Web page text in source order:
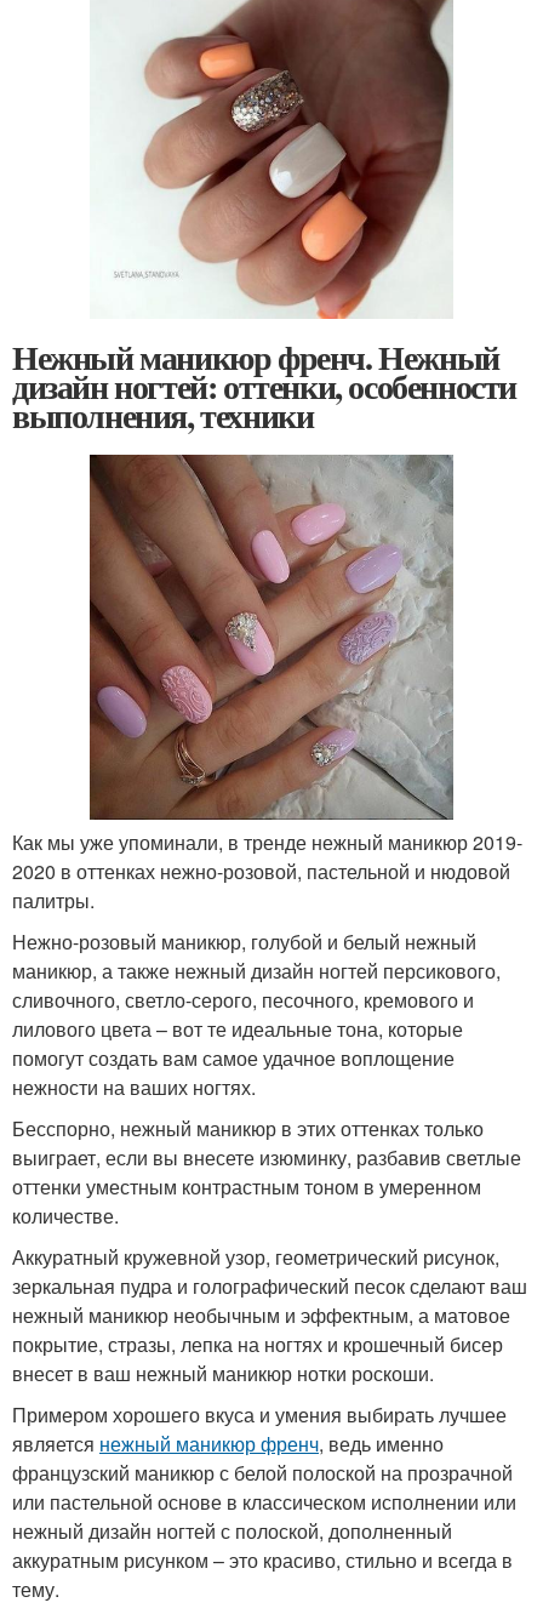
Нежный маникюр френч. Нежный
дизайн ногтей: оттенки, особенности
выполнения, техники
Как мы уже упоминали, в тренде нежный маникюр 2019-
2020 в оттенках нежно-розовой, пастельной и нюдовой
палитры.
Нежно-розовый маникюр, голубой и белый нежный
маникюр, а также нежный дизайн ногтей персикового,
сливочного, светло-серого, песочного, кремового и
лилового цвета – вот те идеальные тона, которые
помогут создать вам самое удачное воплощение
нежности на ваших ногтях.
Бесспорно, нежный маникюр в этих оттенках только
выиграет, если вы внесете изюминку, разбавив светлые
оттенки уместным контрастным тоном в умеренном
количестве.
Аккуратный кружевной узор, геометрический рисунок,
зеркальная пудра и голографический песок сделают ваш
нежный маникюр необычным и эффектным, а матовое
покрытие, стразы, лепка на ногтях и крошечный бисер
внесет в ваш нежный маникюр нотки роскоши.
Примером хорошего вкуса и умения выбирать лучшее
является нежный маникюр френч, ведь именно
французский маникюр с белой полоской на прозрачной
или пастельной основе в классическом исполнении или
нежный дизайн ногтей с полоской, дополненный
аккуратным рисунком – это красиво, стильно и всегда в
тему.